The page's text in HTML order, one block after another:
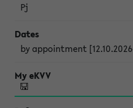
Pj
by appointment